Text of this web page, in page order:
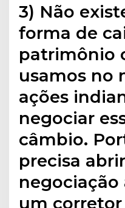
3) Não
forma de
patrimônio
usamos no
ações
negociar
câmbio.
precisa
negociação
um corretor